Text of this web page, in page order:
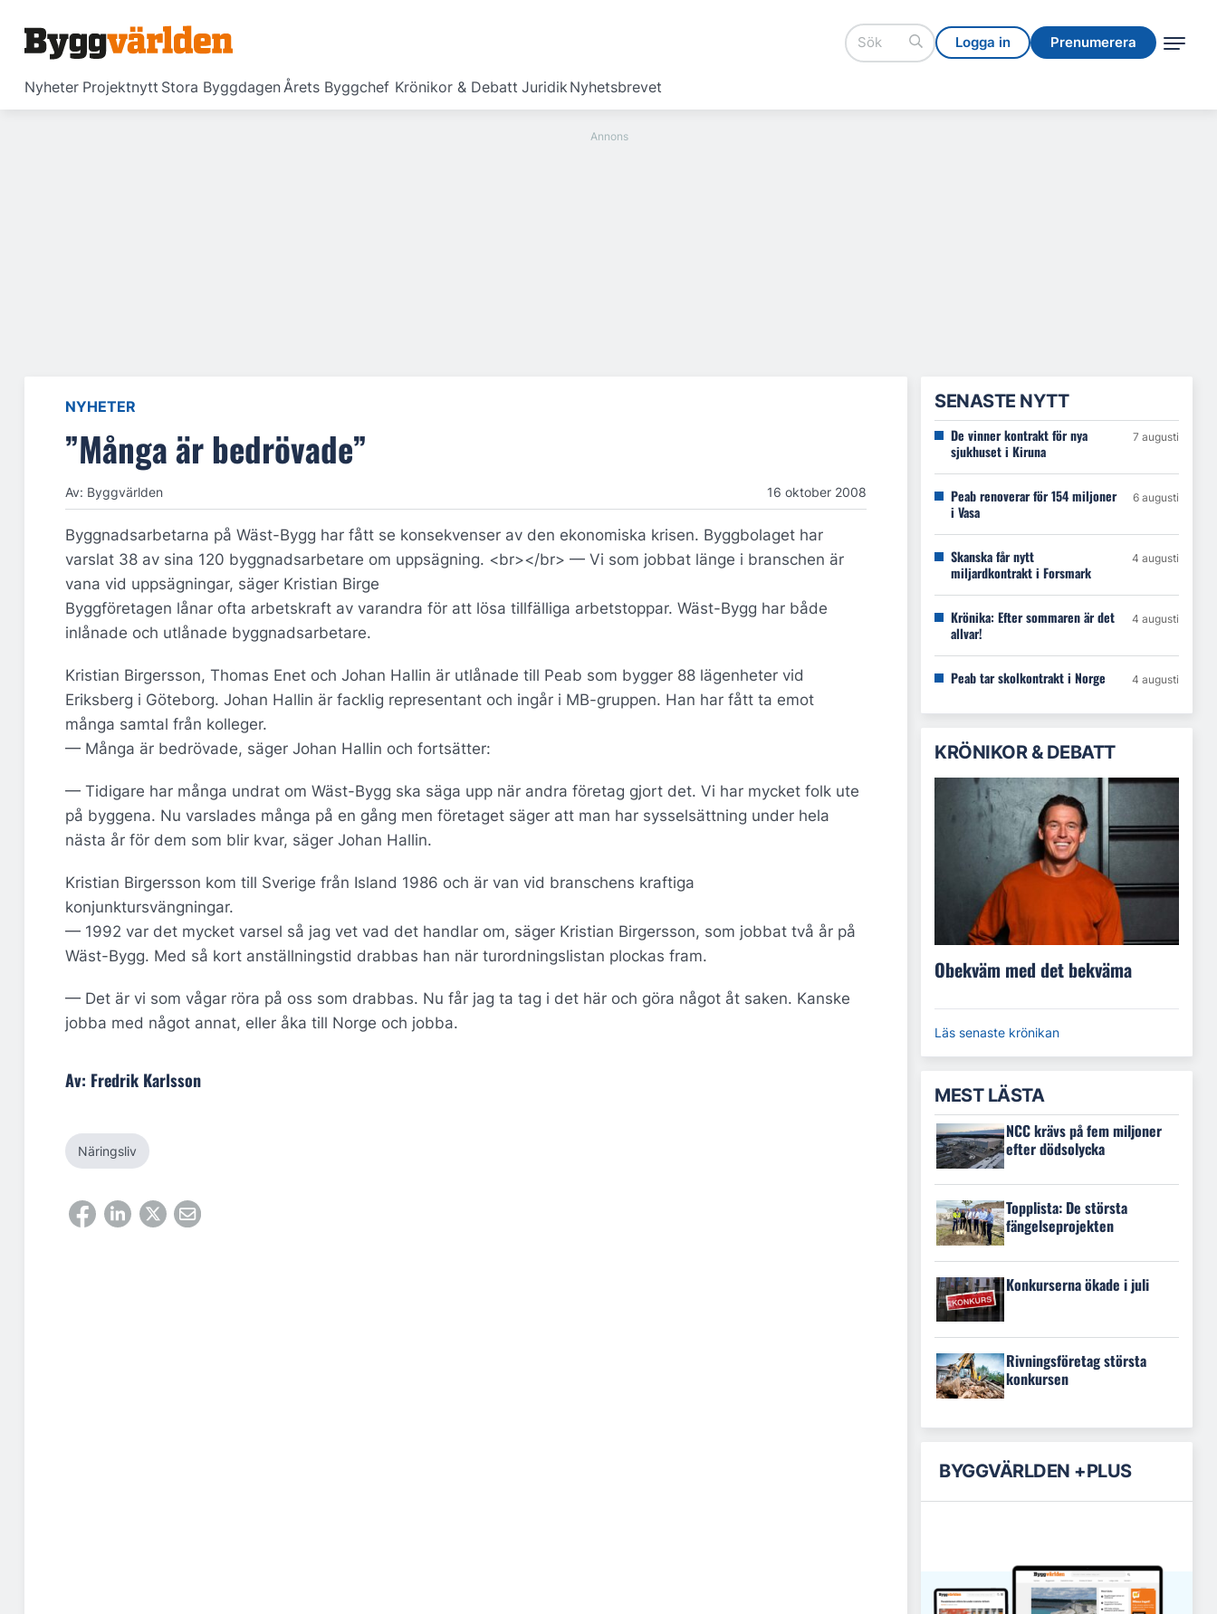
Logga in Prenumerera
Nyheter Projektnytt Stora ByggdagenÅrets Byggchef Krönikor & Debatt JuridikNyhetsbrevet
Logga in Prenumerera
NYHETER
”Många är bedrövade”
Av: Byggvärlden 16 oktober 2008
Byggnadsarbetarna på Wäst-Bygg har fått se konsekvenser av den ekonomiska krisen. Byggbolaget har
varslat 38 av sina 120 byggnadsarbetare om uppsägning. <br></br> — Vi som jobbat länge i branschen är
vana vid uppsägningar, säger Kristian Birge
Byggföretagen lånar ofta arbetskraft av varandra för att lösa tillfälliga arbetstoppar. Wäst-Bygg har både
inlånade och utlånade byggnadsarbetare.
Kristian Birgersson, Thomas Enet och Johan Hallin är utlånade till Peab som bygger 88 lägenheter vid
Eriksberg i Göteborg. Johan Hallin är facklig representant och ingår i MB-gruppen. Han har fått ta emot
många samtal från kolleger.
— Många är bedrövade, säger Johan Hallin och fortsätter:
— Tidigare har många undrat om Wäst-Bygg ska säga upp när andra företag gjort det. Vi har mycket folk ute
på byggena. Nu varslades många på en gång men företaget säger att man har sysselsättning under hela
nästa år för dem som blir kvar, säger Johan Hallin.
Kristian Birgersson kom till Sverige från Island 1986 och är van vid branschens kraftiga
konjunktursvängningar.
— 1992 var det mycket varsel så jag vet vad det handlar om, säger Kristian Birgersson, som jobbat två år på
Wäst-Bygg. Med så kort anställningstid drabbas han när turordningslistan plockas fram.
— Det är vi som vågar röra på oss som drabbas. Nu får jag ta tag i det här och göra något åt saken. Kanske
jobba med något annat, eller åka till Norge och jobba.
Av: Fredrik Karlsson
Näringsliv
SENASTE NYTT
De vinner kontrakt för nya
sjukhuset i Kiruna
7 augusti
Peab renoverar för 154 miljoner
i Vasa
6 augusti
Skanska får nytt
miljardkontrakt i Forsmark
4 augusti
Krönika: Efter sommaren är det
allvar!
4 augusti
Peab tar skolkontrakt i Norge 4 augusti
KRÖNIKOR & DEBATT
Obekväm med det bekväma
Läs senaste krönikan
MEST LÄSTA
NCC krävs på fem miljoner
efter dödsolycka
Topplista: De största
fängelseprojekten
Konkurserna ökade i juli
Rivningsföretag största
konkursen
BYGGVÄRLDEN +PLUS